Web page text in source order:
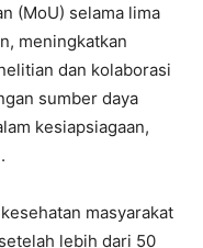
(MoU) selama lima
meningkatkan
dan kolaborasi
sumber daya
kesiapsiagaan,
masyarakat
lebih dari 50